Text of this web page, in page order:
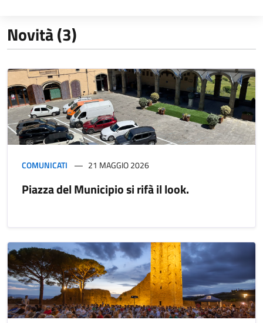
Novità (3)
COMUNICATI 21 MAGGIO 2026
Piazza del Municipio si rifà il look.